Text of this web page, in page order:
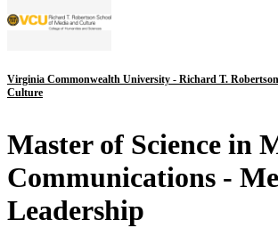
Virginia Commonwealth University - Richard T.
Culture
Master of Science in
Communications -
Leadership